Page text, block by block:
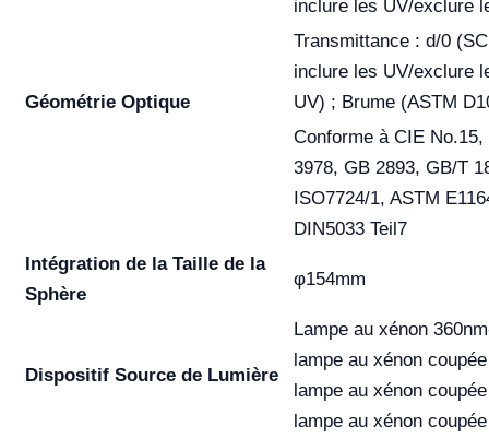
Géométrie Optique
inclure les UV/exclure
Transmittance : d/0
inclure les UV/exclure
UV) ; Brume (ASTM
Conforme à CIE No.15,
3978, GB 2893, GB/T
ISO7724/1, ASTM
DIN5033 Teil7
Intégration de la Taille de la
Sphère
φ154mm
Dispositif Source de Lumière
Lampe au xénon
lampe au xénon
lampe au xénon
lampe au xénon